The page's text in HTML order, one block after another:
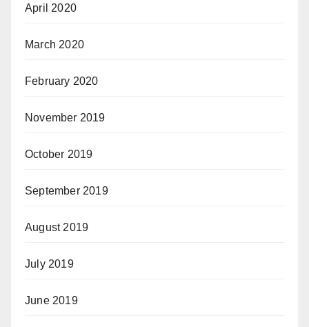
April 2020
March 2020
February 2020
November 2019
October 2019
September 2019
August 2019
July 2019
June 2019